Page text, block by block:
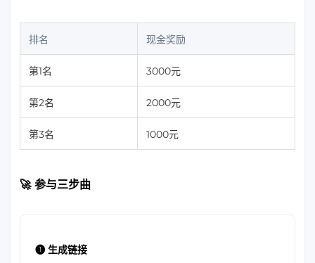
排名 现金奖励
第1名 3000元
第2名 2000元
第3名 1000元
🚀 参与三步曲
❶ 生成链接